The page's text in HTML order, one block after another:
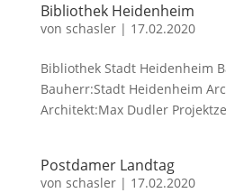
Bibliothek Heidenheim
von schasler| 17.02.2020
Bibliothek Stadt Heidenheim
Bauherr:Stadt Heidenheim
Architekt:Max Dudler
Postdamer Landtag
von schasler| 17.02.2020